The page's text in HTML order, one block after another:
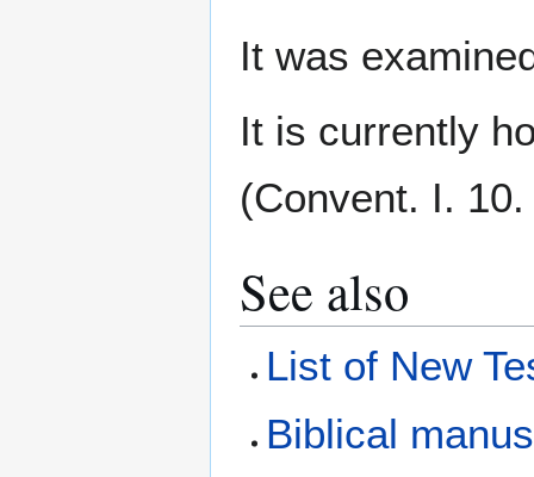
It was
It is currently
(Convent. I.
See also
List of New
Biblical